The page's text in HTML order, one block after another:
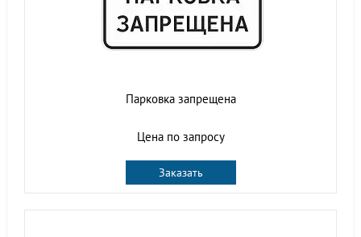
Парковка запрещена
Цена по запросу
Заказать